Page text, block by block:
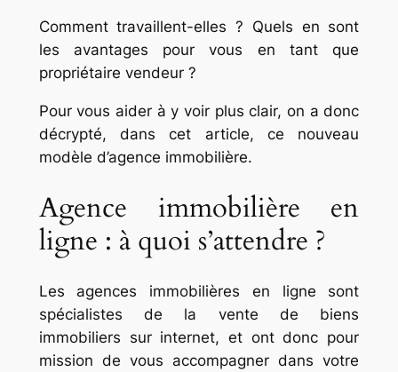
Comment travaillent-elles ? Quels en sont
les avantages pour vous en tant que
propriétaire vendeur ?
Pour vous aider à y voir plus clair, on a donc
décrypté, dans cet article, ce nouveau
modèle d’agence immobilière.
Agence immobilière en
ligne : à quoi s’attendre ?
Les agences immobilières en ligne sont
spécialistes de la vente de biens
immobiliers sur internet, et ont donc pour
mission de vous accompagner dans votre